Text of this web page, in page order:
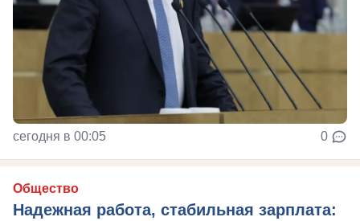
сегодня в 00:05 0
Общество
Надежная работа, стабильная зарплата: